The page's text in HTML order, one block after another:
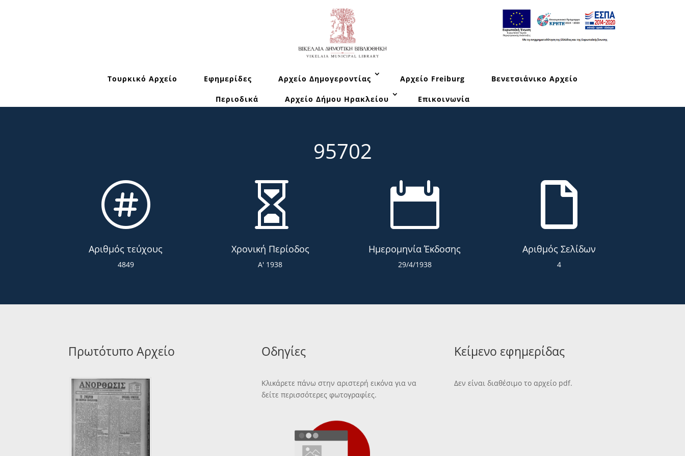
Τουρκικό Αρχείο Εφημερίδες Αρχείο Δημογεροντίας Αρχείο Freiburg Βενετσιάνικο Αρχείο
Περιοδικά Αρχείο Δήμου Ηρακλείου Επικοινωνία
95702

Αριθμός τεύχους
4849

Χρονική Περίοδος
Α' 1938

Ημερομηνία Έκδοσης
29/4/1938

Αριθμός Σελίδων
4
Πρωτότυπο Αρχείο Οδηγίες
Κλικάρετε πάνω στην αριστερή εικόνα για να
δείτε περισσότερες φωτογραφίες.
Κείμενο εφημερίδας
Δεν είναι διαθέσιμο το αρχείο pdf.